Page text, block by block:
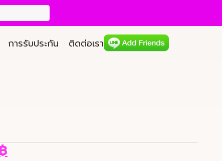
การรับประกัน ติดต่อเรา